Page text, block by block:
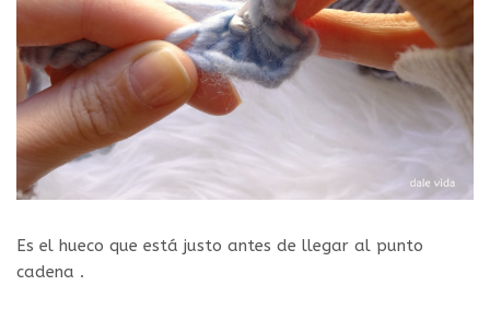
Es el hueco que está justo antes de llegar al punto
cadena .